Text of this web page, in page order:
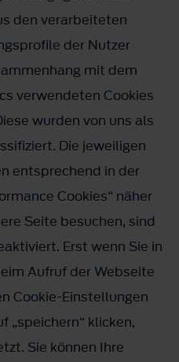
den verarbeiteten
der Nutzer
mit dem
verwendeten Cookies
wurden von uns als
Die jeweiligen
entsprechend in der
Cookies“ näher
Seite besuchen, sind
Erst wenn Sie in
Aufruf der Webseite
Cookie-Einstellungen
„speichern“ klicken,
Sie können Ihre